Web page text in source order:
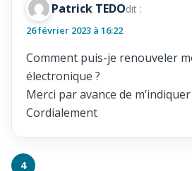
Patrick TEDOdit :
26 février 2023 à 16:22
Comment puis-je renouveler
électronique ?
Merci par avance de
Cordialement